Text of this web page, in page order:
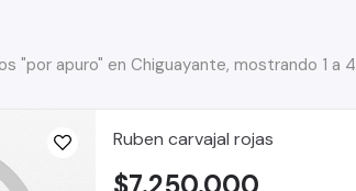
"por apuro" en Chiguayante, mostrando 1 a 4
Ruben carvajal rojas